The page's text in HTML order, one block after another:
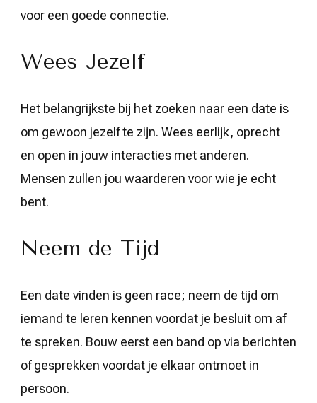
voor een goede connectie.
Wees Jezelf
Het belangrijkste bij het zoeken naar een date is
om gewoon jezelf te zijn. Wees eerlijk, oprecht
en open in jouw interacties met anderen.
Mensen zullen jou waarderen voor wie je echt
bent.
Neem de Tijd
Een date vinden is geen race; neem de tijd om
iemand te leren kennen voordat je besluit om af
te spreken. Bouw eerst een band op via berichten
of gesprekken voordat je elkaar ontmoet in
persoon.